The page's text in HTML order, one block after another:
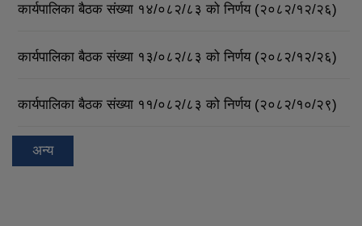
कार्यपालिका बैठक संख्या १४/०८२/८३ को निर्णय (२०८२/१२/२६)
कार्यपालिका बैठक संख्या १३/०८२/८३ को निर्णय (२०८२/१२/२६)
कार्यपालिका बैठक संख्या ११/०८२/८३ को निर्णय (२०८२/१०/२९)
अन्य